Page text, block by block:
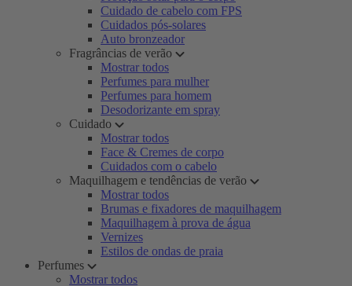
Cuidado de cabelo com FPS
Cuidados pós-solares
Auto bronzeador
Fragrâncias de verão
Mostrar todos
Perfumes para mulher
Perfumes para homem
Desodorizante em spray
Cuidado
Mostrar todos
Face & Cremes de corpo
Cuidados com o cabelo
Maquilhagem e tendências de verão
Mostrar todos
Brumas e fixadores de maquilhagem
Maquilhagem à prova de água
Vernizes
Estilos de ondas de praia
Perfumes
Mostrar todos